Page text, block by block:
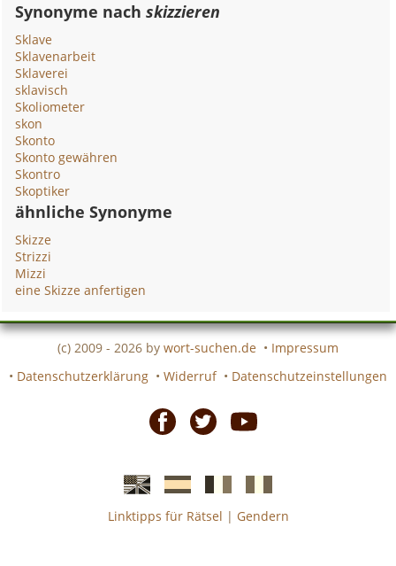
Synonyme nachskizzieren
Sklave
Sklavenarbeit
Sklaverei
sklavisch
Skoliometer
skon
Skonto
Skonto gewähren
Skontro
Skoptiker
ähnliche Synonyme
Skizze
Strizzi
Mizzi
eine Skizze anfertigen
(c) 2009 - 2026 by wort-suchen.de • Impressum
• Datenschutzerklärung • Widerruf • Datenschutzeinstellungen
EnglischeSpanischefranzösicheitalienische
Linktipps für Rätsel | Gendern